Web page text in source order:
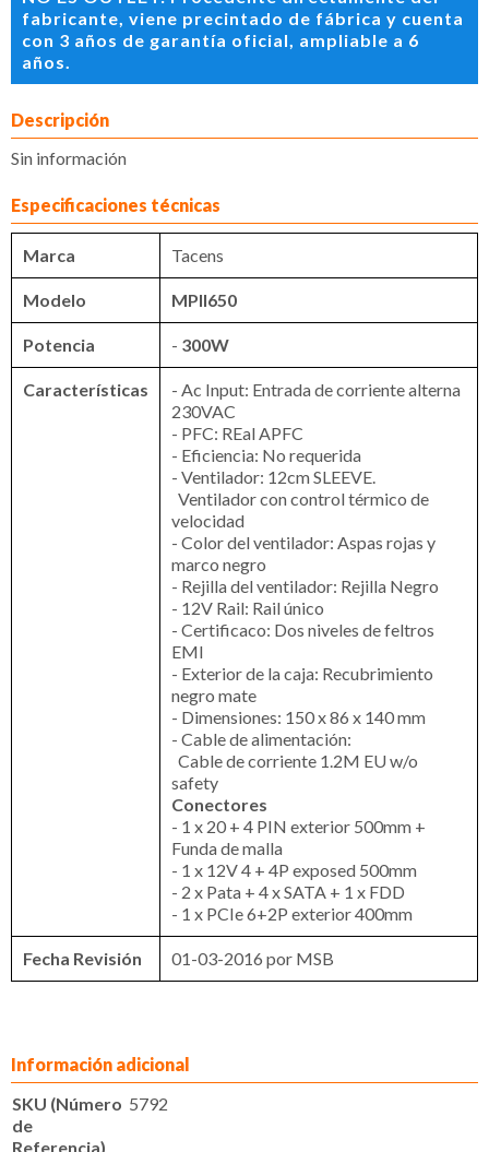
fabricante, viene precintado de fábrica y cuenta
con 3 años de garantía oficial, ampliable a 6
años.
Descripción
Sin información
Especificaciones técnicas
Marca Tacens
Modelo MPII650
Potencia - 300W
Características
- Ac Input: Entrada de corriente alterna
230VAC
- PFC: REal APFC
- Eficiencia: No requerida
- Ventilador: 12cm SLEEVE.
Ventilador con control térmico de
velocidad
- Color del ventilador: Aspas rojas y
marco negro
- Rejilla del ventilador: Rejilla Negro
- 12V Rail: Rail único
- Certificaco: Dos niveles de feltros
EMI
- Exterior de la caja: Recubrimiento
negro mate
- Dimensiones: 150 x 86 x 140 mm
- Cable de alimentación:
Cable de corriente 1.2M EU w/o
safety
Conectores
- 1 x 20 + 4 PIN exterior 500mm +
Funda de malla
- 1 x 12V 4 + 4P exposed 500mm
- 2 x Pata + 4 x SATA + 1 x FDD
- 1 x PCIe 6+2P exterior 400mm
Fecha Revisión 01-03-2016 por MSB
Información adicional
SKU (Número
de
Referencia)
5792